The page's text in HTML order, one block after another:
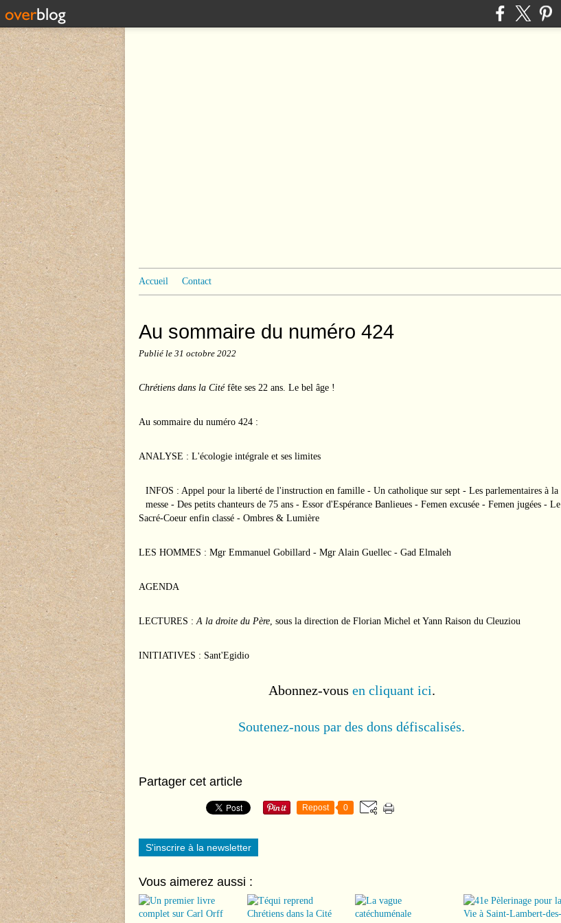
Accueil Contact
Au sommaire du numéro 424
Publié le 31 octobre 2022
Chrétiens dans la Citéfête ses 22 ans. Le bel âge !
Au sommaire du numéro 424 :
ANALYSE : L'écologie intégrale et ses limites
INFOS : Appel pour la liberté de l'instruction en famille - Un catholique sur sept - Les parlementaires à la
messe - Des petits chanteurs de 75 ans - Essor d'Espérance Banlieues - Femen excusée - Femen jugées - Le
Sacré-Coeur enfin classé - Ombres & Lumière
LES HOMMES : Mgr Emmanuel Gobillard - Mgr Alain Guellec - Gad Elmaleh
AGENDA
LECTURES : A la droite du Père, sous la direction de Florian Michel et Yann Raison du Cleuziou
INITIATIVES : Sant'Egidio
Abonnez-vous en cliquant ici.
Soutenez-nous par des dons défiscalisés.
Partager cet article
Repost 0
S'inscrire à la newsletter
Vous aimerez aussi :